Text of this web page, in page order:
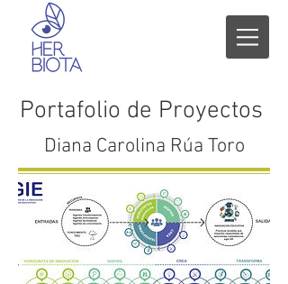
Portafolio de Proyectos
Diana Carolina Rúa Toro